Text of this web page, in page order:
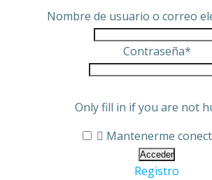
Nombre de usuario o correo
Contraseña*
Only fill in if you are not
Mantenerme
Registro